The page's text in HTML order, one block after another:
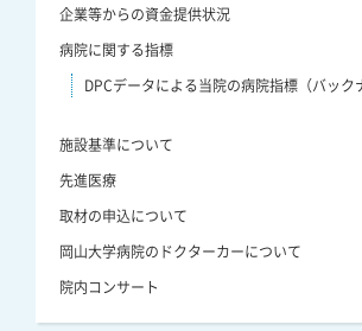
企業等からの資金提供状況
病院に関する指標
DPCデータによる当院の病院指標（バック
施設基準について
先進医療
取材の申込について
岡山大学病院のドクターカーについて
院内コンサート